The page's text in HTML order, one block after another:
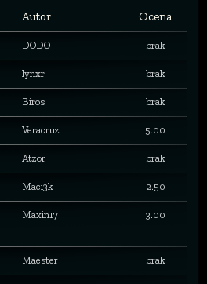
Autor Ocena
DODO brak
lynxr brak
Biros brak
Veracruz 5.00
Atzor brak
Maci3k 2.50
Maxin17 3.00
Maester brak